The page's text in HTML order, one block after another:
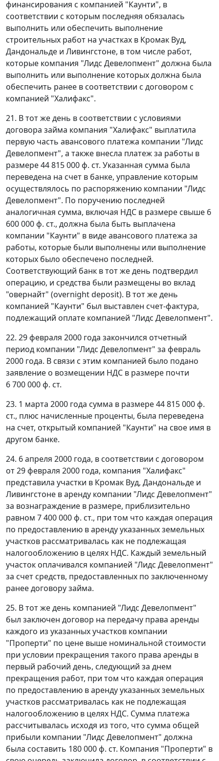
финансирования с компанией "Каунти", в
соответствии с которым последняя обязалась
выполнить или обеспечить выполнение
строительных работ на участках в Кромак Вуд,
Дандональде и Ливингстоне, в том числе работ,
которые компания "Лидс Девелопмент" должна была
выполнить или выполнение которых должна была
обеспечить ранее в соответствии с договором с
компанией "Халифакс".
21. В тот же день в соответствии с условиями
договора займа компания "Халифакс" выплатила
первую часть авансового платежа компании "Лидс
Девелопмент", а также внесла платеж за работы в
размере 44 815 000 ф. ст. Указанная сумма была
переведена на счет в банке, управление которым
осуществлялось по распоряжению компании "Лидс
Девелопмент". По поручению последней
аналогичная сумма, включая НДС в размере свыше 6
600 000 ф. ст., должна была быть выплачена
компании "Каунти" в виде авансового платежа за
работы, которые были выполнены или выполнение
которых было обеспечено последней.
Соответствующий банк в тот же день подтвердил
операцию, и средства были размещены во вклад
"овернайт" (overnight deposit). В тот же день
компанией "Каунти" был выставлен счет-фактура,
подлежащий оплате компанией "Лидс Девелопмент".
22. 29 февраля 2000 года закончился отчетный
период компании "Лидс Девелопмент" за февраль
2000 года. В связи с этим компанией было подано
заявление о возмещении НДС в размере почти
6 700 000 ф. ст.
23. 1 марта 2000 года сумма в размере 44 815 000 ф.
ст., плюс начисленные проценты, была переведена
на счет, открытый компанией "Каунти" на свое имя в
другом банке.
24. 6 апреля 2000 года, в соответствии с договором
от 29 февраля 2000 года, компания "Халифакс"
представила участки в Кромак Вуд, Дандональде и
Ливингстоне в аренду компании "Лидс Девелопмент"
за вознаграждение в размере, приблизительно
равном 7 400 000 ф. ст., при том что каждая операция
по предоставлению в аренду указанных земельных
участков рассматривалась как не подлежащая
налогообложению в целях НДС. Каждый земельный
участок оплачивался компанией "Лидс Девелопмент"
за счет средств, предоставленных по заключенному
ранее договору займа.
25. В тот же день компанией "Лидс Девелопмент"
был заключен договор на передачу права аренды
каждого из указанных участков компании
"Проперти" по цене выше номинальной стоимости
при условии прекращения такого права аренды в
первый рабочий день, следующий за днем
прекращения работ, при том что каждая операция
по предоставлению в аренду указанных земельных
участков рассматривалась как не подлежащая
налогообложению в целях НДС. Сумма платежа
рассчитывалась исходя из того, что сумма общей
прибыли компании "Лидс Девелопмент" должна
была составить 180 000 ф. ст. Компания "Проперти" в